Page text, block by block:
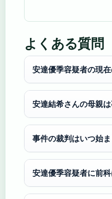
よくある質問
安達優季容疑者の現
安達結希さんの母親
事件の裁判はいつ始
安達優季容疑者に前